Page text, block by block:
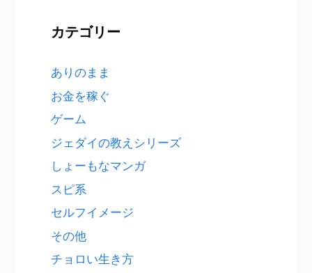
カテゴリー
ありのまま
お金を稼ぐ
ゲーム
ジェダイの教えシリーズ
しょーもなマンガ
スピ系
セルフイメージ
その他
チョロい生き方